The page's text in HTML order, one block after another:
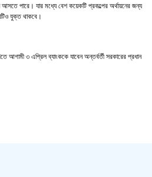
পারে। যার মধ্যে বেশ কয়েকটি প্রকল্পের অর্থায়নের জন্য
যুক্ত থাকবে।
আগামী ৩ এপ্রিল ব্যাংককে যাবেন অন্তর্বর্তী সরকারের প্রধান